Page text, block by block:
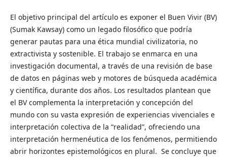
El objetivo principal del artículo es exponer el Buen Vivir (BV)
(Sumak Kawsay) como un legado filosófico que podría
generar pautas para una ética mundial civilizatoria, no
extractivista y sostenible. El trabajo se enmarca en una
investigación documental, a través de una revisión de base
de datos en páginas web y motores de búsqueda académica
y científica, durante dos años. Los resultados plantean que
el BV complementa la interpretación y concepción del
mundo con su vasta expresión de experiencias vivenciales e
interpretación colectiva de la “realidad”, ofreciendo una
interpretación hermenéutica de los fenómenos, permitiendo
abrir horizontes epistemológicos en plural. Se concluye que